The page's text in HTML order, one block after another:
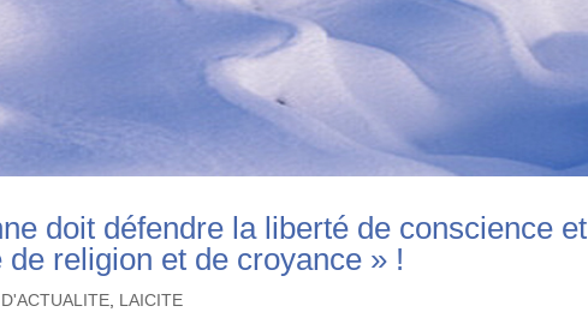
doit défendre la liberté de conscience et
religion et de croyance » !
LAICITE